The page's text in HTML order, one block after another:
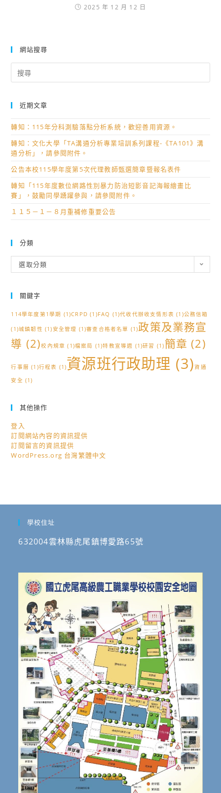
2025 年 12 月 12 日
網站搜尋
for:
近期文章
轉知：115年分科測驗落點分析系統，歡迎善用資源。
轉知：文化大學「TA溝通分析專業培訓系列課程-《TA101》溝
通分析」，請參閱附件。
公告本校115學年度第5次代理教師甄選簡章暨報名表件
轉知「115年度數位網路性別暴力防治短影音記海報繪畫比
賽」，鼓勵同學踴躍參與，請參閱附件。
１１５－１－８月重補修重要公告
分類
類
選取分類
關鍵字
114學年度第1學期 (1)CRPD (1)FAQ (1)代收代辦收支情形表 (1)公務信箱
(1)城鎮韌性 (1)安全管理 (1)審查合格者名單 (1)政策及業務宣
導 (2)校內規章 (1)檔案局 (1)特教宣導週 (1)研習 (1) 簡章 (2)
行事曆 (1)行程表 (1)資源班行政助理 (3)資通
安全 (1)
其他操作
登入
訂閱網站內容的資訊提供
訂閱留言的資訊提供
WordPress.org 台灣繁體中文
學校住址
632004雲林縣虎尾鎮博愛路65號